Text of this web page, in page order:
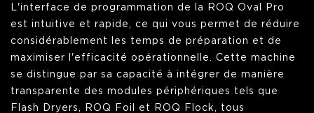
L'interface de programmation de la ROQ Oval Pro
est intuitive et rapide, ce qui vous permet de réduire
considérablement les temps de préparation et de
maximiser l'efficacité opérationnelle. Cette machine
se distingue par sa capacité à intégrer de manière
transparente des modules périphériques tels que
Flash Dryers, ROQ Foil et ROQ Flock, tous